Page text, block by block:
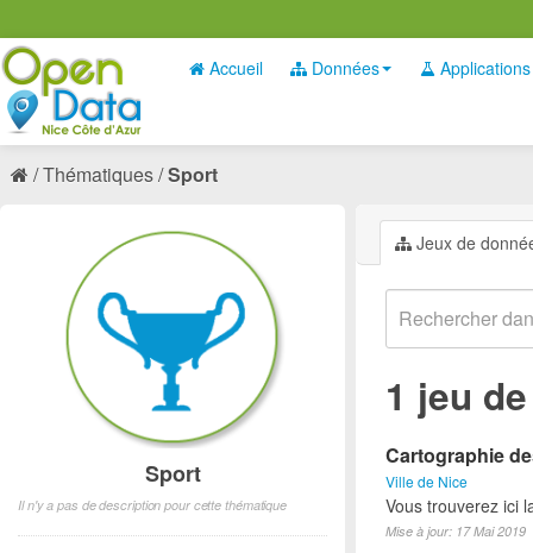
Accueil Données Applications
Thématiques Sport
Jeux de
1 jeu
Cartographie
Ville de Nice
Vous trouverez ici
Mise à jour: 17 Mai 2019
Sport
Il n'y a pas de description pour cette thématique